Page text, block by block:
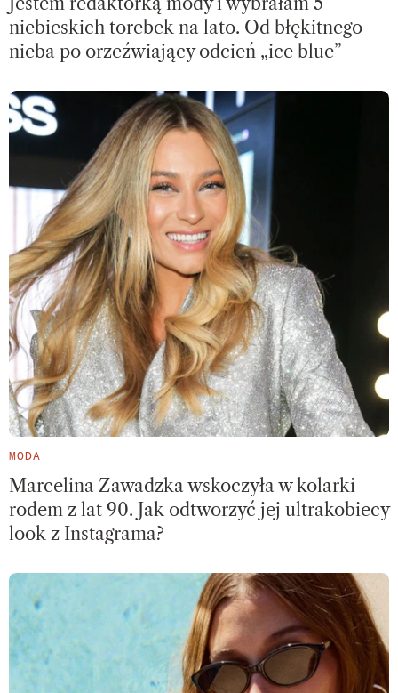
niebieskich torebek na lato. Od błękitnego
nieba po orzeźwiający odcień „ice blue”
MODA
Marcelina Zawadzka wskoczyła w kolarki
rodem z lat 90. Jak odtworzyć jej ultrakobiecy
look z Instagrama?